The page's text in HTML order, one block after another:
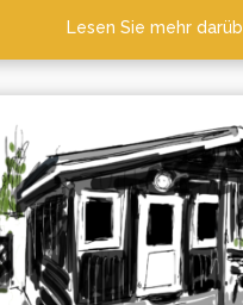
Lesen Sie mehr